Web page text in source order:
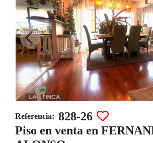
Referencia: 828-26
Piso en venta en